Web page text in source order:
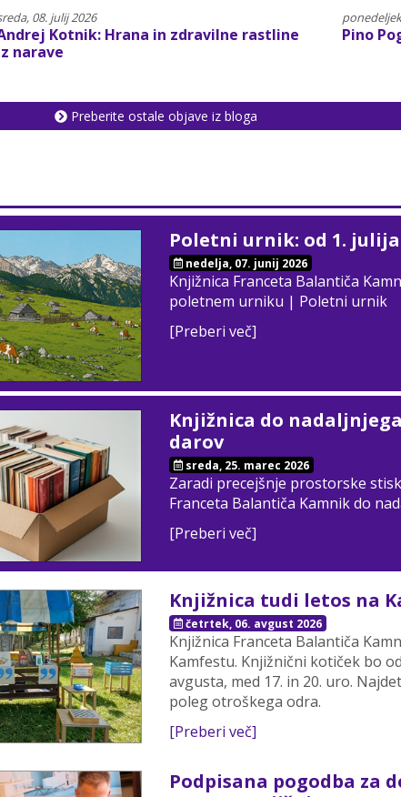
08. julij 2026
Kotnik: Hrana in zdravilne rastline
narave
Pino
Preberite ostale objave iz bloga
Poletni urnik: od 1. julija
nedelja, 07. junij 2026
Knjižnica Franceta Balantiča
poletnem urniku | Poletni urnik
[Preberi več]
Knjižnica do
darov
sreda, 25. marec 2026
Zaradi precejšnje prostorske
Franceta Balantiča Kamnik do
[Preberi več]
Knjižnica tudi letos na
četrtek, 06. avgust 2026
Knjižnica Franceta Balantiča
Kamfestu. Knjižnični kotiček bo
avgusta, med 17. in 20. uro.
poleg otroškega odra.
[Preberi več]
Podpisana pogodba za